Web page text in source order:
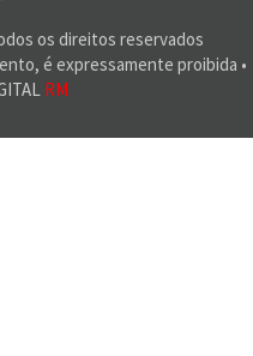
os direitos reservados
é expressamente proibida •
RM